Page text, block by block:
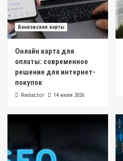
Банковские карты
Онлайн карта для
оплаты: современное
решение для интернет-
покупок
Redactor 14 июля 2026